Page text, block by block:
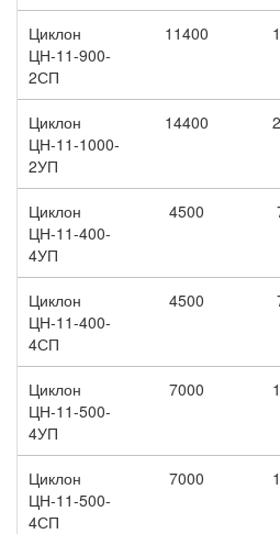
Циклон
ЦН-11-900-
2СП
11400
Циклон
ЦН-11-1000-
2УП
14400
Циклон
ЦН-11-400-
4УП
4500
Циклон
ЦН-11-400-
4СП
4500
Циклон
ЦН-11-500-
4УП
7000
Циклон
ЦН-11-500-
4СП
7000